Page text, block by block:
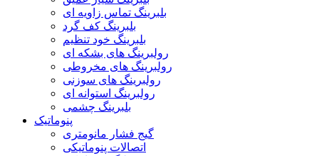
بلبرینگ تماس زاویه ای
بلبرینگ کف گرد
بلبرینگ خود تنظیم
رولبرینگ های بشکه ای
رولبرینگ های مخروطی
رولبرینگ های سوزنی
رولبرینگ استوانه ای
بلبرینگ چشمی
پنوماتیک
گیج فشار مانومتری
اتصالات پنوماتیکی